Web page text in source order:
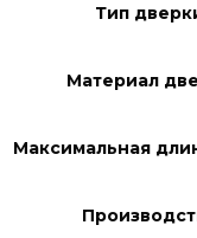
Тип
Материал
Максимальная